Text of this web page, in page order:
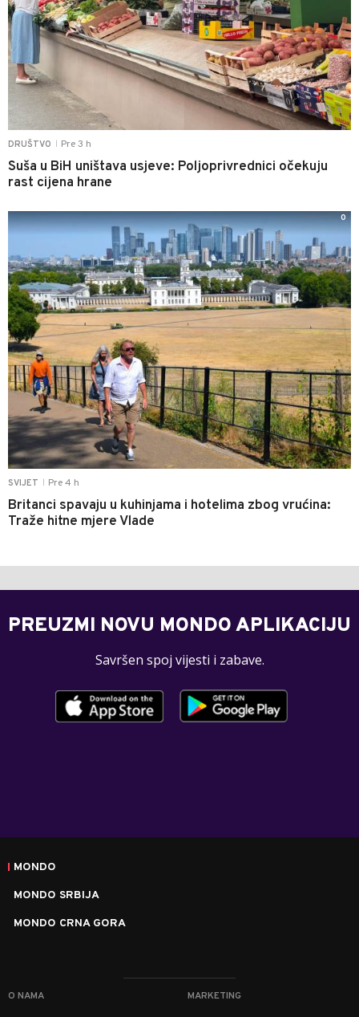
DRUŠTVO Pre 3 h
Suša u BiH uništava usjeve: Poljoprivrednici očekuju
rast cijena hrane
SVIJET Pre 4 h
Britanci spavaju u kuhinjama i hotelima zbog vrućina:
Traže hitne mjere Vlade
0
PREUZMI NOVU MONDO APLIKACIJU
Savršen spoj vijesti i zabave.
MONDO
MONDO SRBIJA
MONDO CRNA GORA
O NAMA MARKETING